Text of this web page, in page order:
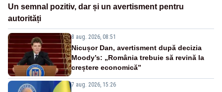
Un semnal pozitiv, dar și un avertisment pentru
autorități
8 aug. 2026, 08:51
Nicușor Dan, avertisment după decizia
Moody’s: „România trebuie să revină la
creștere economică”
7 aug. 2026, 15:26